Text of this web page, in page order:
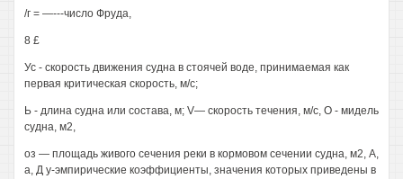
/г = —---число Фруда,
8 £
Ус - скорость движения судна в стоячей воде, принимаемая как
первая критическая скорость, м/с;
Ь - длина судна или состава, м; V— скорость течения, м/с, О - мидель
судна, м2,
оз — площадь живого сечения реки в кормовом сечении судна, м2, А,
а, Д у-эмпирические коэффициенты, значения которых приведены в